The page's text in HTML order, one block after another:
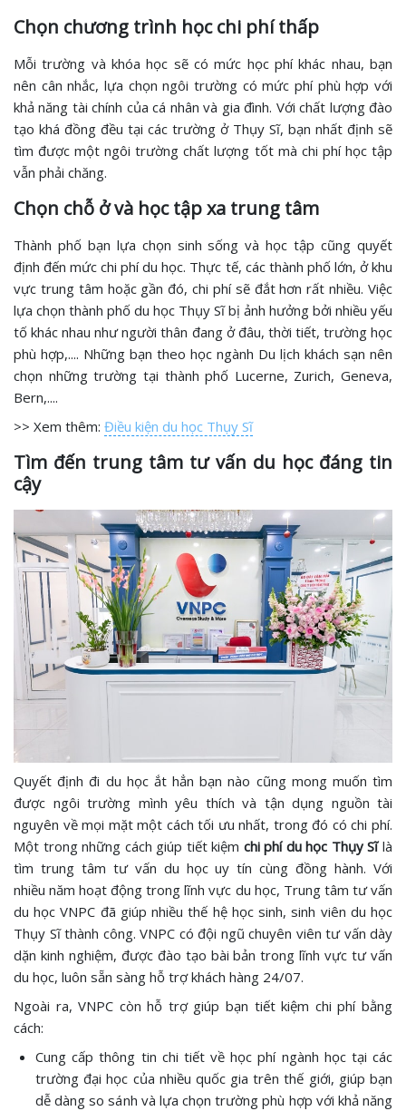
Chọn chương trình học chi phí thấp
Mỗi trường và khóa học sẽ có mức học phí khác nhau, bạn
nên cân nhắc, lựa chọn ngôi trường có mức phí phù hợp với
khả năng tài chính của cá nhân và gia đình. Với chất lượng đào
tạo khá đồng đều tại các trường ở Thụy Sĩ, bạn nhất định sẽ
tìm được một ngôi trường chất lượng tốt mà chi phí học tập
vẫn phải chăng.
Chọn chỗ ở và học tập xa trung tâm
Thành phố bạn lựa chọn sinh sống và học tập cũng quyết
định đến mức chi phí du học. Thực tế, các thành phố lớn, ở khu
vực trung tâm hoặc gần đó, chi phí sẽ đắt hơn rất nhiều. Việc
lựa chọn thành phố du học Thụy Sĩ bị ảnh hưởng bởi nhiều yếu
tố khác nhau như người thân đang ở đâu, thời tiết, trường học
phù hợp,.... Những bạn theo học ngành Du lịch khách sạn nên
chọn những trường tại thành phố Lucerne, Zurich, Geneva,
Bern,....
>> Xem thêm: Điều kiện du học Thụy Sĩ
Tìm đến trung tâm tư vấn du học đáng tin
cậy
Quyết định đi du học ắt hẳn bạn nào cũng mong muốn tìm
được ngôi trường mình yêu thích và tận dụng nguồn tài
nguyên về mọi mặt một cách tối ưu nhất, trong đó có chi phí.
Một trong những cách giúp tiết kiệm chi phí du học Thụy Sĩlà
tìm trung tâm tư vấn du học uy tín cùng đồng hành. Với
nhiều năm hoạt động trong lĩnh vực du học, Trung tâm tư vấn
du học VNPC đã giúp nhiều thế hệ học sinh, sinh viên du học
Thụy Sĩ thành công. VNPC có đội ngũ chuyên viên tư vấn dày
dặn kinh nghiệm, được đào tạo bài bản trong lĩnh vực tư vấn
du học, luôn sẵn sàng hỗ trợ khách hàng 24/07.
Ngoài ra, VNPC còn hỗ trợ giúp bạn tiết kiệm chi phí bằng
cách:
Cung cấp thông tin chi tiết về học phí ngành học tại các
trường đại học của nhiều quốc gia trên thế giới, giúp bạn
dễ dàng so sánh và lựa chọn trường phù hợp với khả năng